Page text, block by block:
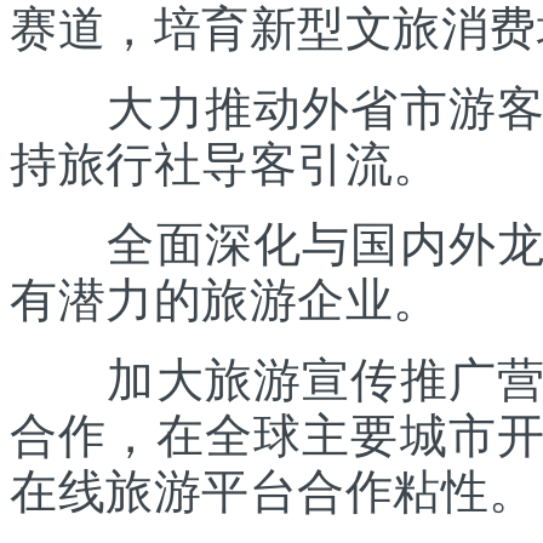
赛道，培育新型文旅消
大力推动外省市游客
持旅行社导客引流。
全面深化与国内外龙
有潜力的旅游企业。
加大旅游宣传推广营
合作，在全球主要城市
在线旅游平台合作粘性。